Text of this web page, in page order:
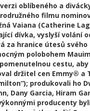
oblíbeného a
filmu
Vaiana (Catherine
dívka, vyslyší volání
za hranice útesů
polobohem
cestu,
držitel cen Emmy® a
produkovali ho
Dany Garcia, Hiram
producenty